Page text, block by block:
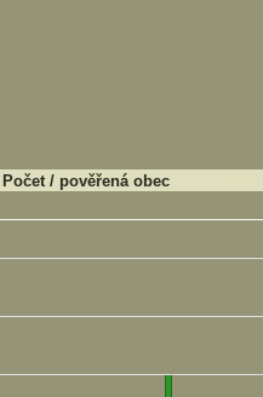
Počet / pověřená obec